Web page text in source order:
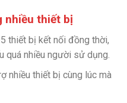
nhiều thiết bị
thiết bị kết nối đồng thời,
quá nhiều người sử dụng.
nhiều thiết bị cùng lúc mà